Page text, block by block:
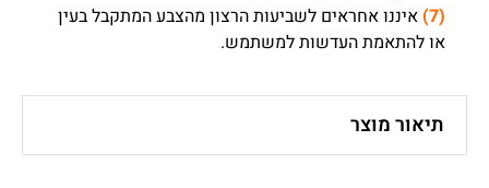
(7)
איננו אחראים לשביעות הרצון מהצבע המתקבל בעין
או להתאמת העדשות למשתמש.
תיאור מוצר